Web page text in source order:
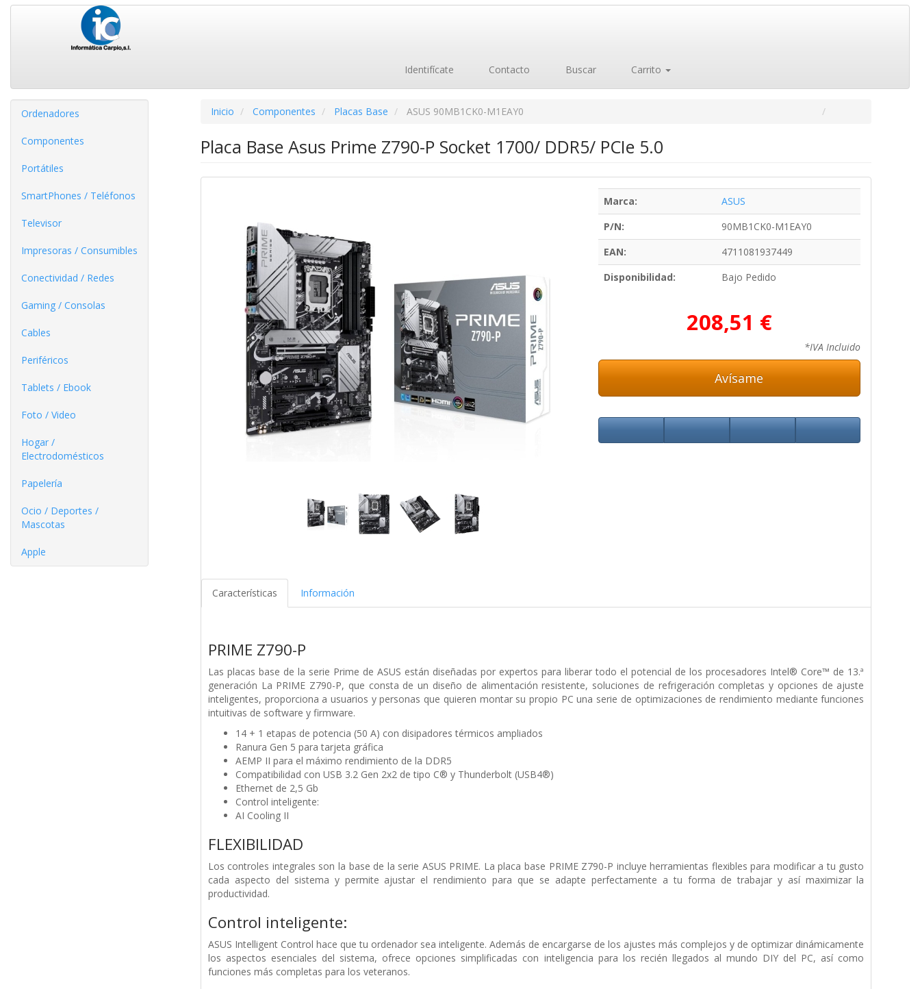
Identifícate Contacto Buscar Carrito
Ordenadores
Componentes
Portátiles
SmartPhones / Teléfonos
Televisor
Impresoras / Consumibles
Conectividad / Redes
Gaming / Consolas
Cables
Periféricos
Tablets / Ebook
Foto / Video
Hogar /
Electrodomésticos
Papelería
Ocio / Deportes /
Mascotas
Apple
Inicio Componentes Placas Base ASUS 90MB1CK0-M1EAY0
Placa Base Asus Prime Z790-P Socket 1700/ DDR5/ PCIe 5.0
Marca:
ASUS
P/N:
90MB1CK0-M1EAY0
EAN:
4711081937449
Disponibilidad:
Bajo Pedido
208,51 €
*IVA Incluido
Avísame
Características Información
PRIME Z790-P
Las placas base de la serie Prime de ASUS están diseñadas por expertos para liberar todo el potencial de los procesadores Intel® Core™ de 13.ª
generación La PRIME Z790-P, que consta de un diseño de alimentación resistente, soluciones de refrigeración completas y opciones de ajuste
inteligentes, proporciona a usuarios y personas que quieren montar su propio PC una serie de optimizaciones de rendimiento mediante funciones
intuitivas de software y firmware.
14 + 1 etapas de potencia (50 A) con disipadores térmicos ampliados
Ranura Gen 5 para tarjeta gráfica
AEMP II para el máximo rendimiento de la DDR5
Compatibilidad con USB 3.2 Gen 2x2 de tipo C® y Thunderbolt (USB4®)
Ethernet de 2,5 Gb
Control inteligente:
AI Cooling II
FLEXIBILIDAD
Los controles integrales son la base de la serie ASUS PRIME. La placa base PRIME Z790-P incluye herramientas flexibles para modificar a tu gusto
cada aspecto del sistema y permite ajustar el rendimiento para que se adapte perfectamente a tu forma de trabajar y así maximizar la
productividad.
Control inteligente:
ASUS Intelligent Control hace que tu ordenador sea inteligente. Además de encargarse de los ajustes más complejos y de optimizar dinámicamente
los aspectos esenciales del sistema, ofrece opciones simplificadas con inteligencia para los recién llegados al mundo DIY del PC, así como
funciones más completas para los veteranos.